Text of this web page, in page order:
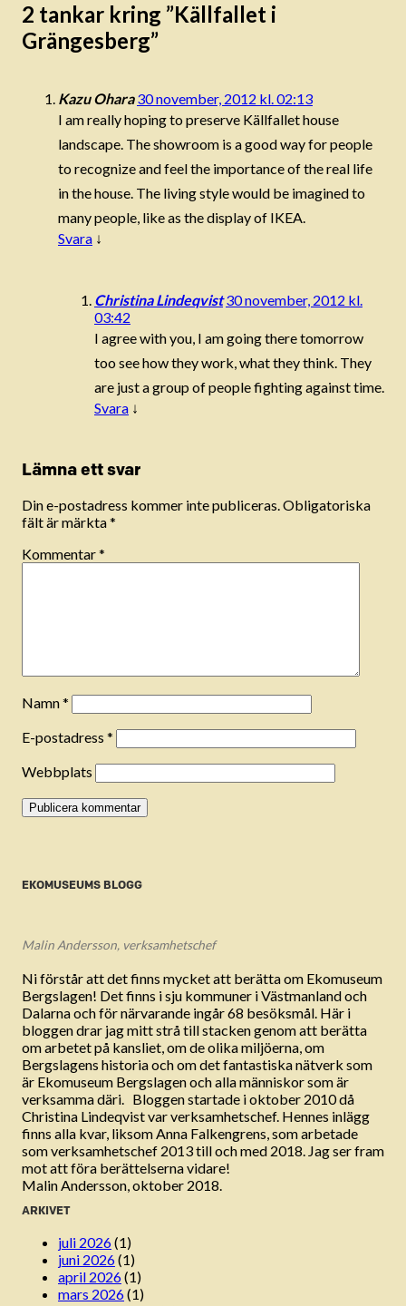
2 tankar kring ”Källfallet i
Grängesberg”
Kazu Ohara 30 november, 2012 kl. 02:13
I am really hoping to preserve Källfallet house
landscape. The showroom is a good way for people
to recognize and feel the importance of the real life
in the house. The living style would be imagined to
many people, like as the display of IKEA.
Svara ↓
Christina Lindeqvist 30 november, 2012 kl.
03:42
I agree with you, I am going there tomorrow
too see how they work, what they think. They
are just a group of people fighting against time.
Svara ↓
Lämna ett svar
Din e-postadress kommer inte publiceras.Obligatoriska
fält är märkta*
Kommentar*
Namn*
E-postadress *
Webbplats
EKOMUSEUMS BLOGG
Malin Andersson, verksamhetschef
Ni förstår att det finns mycket att berätta om Ekomuseum
Bergslagen! Det finns i sju kommuner i Västmanland och
Dalarna och för närvarande ingår 68 besöksmål. Här i
bloggen drar jag mitt strå till stacken genom att berätta
om arbetet på kansliet, om de olika miljöerna, om
Bergslagens historia och om det fantastiska nätverk som
är Ekomuseum Bergslagen och alla människor som är
verksamma däri. Bloggen startade i oktober 2010 då
Christina Lindeqvist var verksamhetschef. Hennes inlägg
finns alla kvar, liksom Anna Falkengrens, som arbetade
som verksamhetschef 2013 till och med 2018. Jag ser fram
mot att föra berättelserna vidare!
Malin Andersson, oktober 2018.
ARKIVET
juli 2026(1)
juni 2026(1)
april 2026(1)
mars 2026(1)